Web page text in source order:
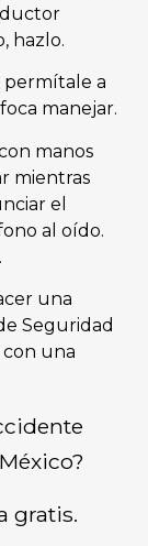
hazlo.
permítale a
manejar.
manos
mientras
el
al oído.
una
Seguridad
una
gratis.